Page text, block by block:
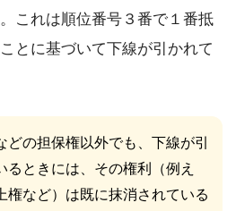
これは順位番号３番で１番抵
とに基づいて下線が引かれて
どの担保権以外でも、下線が引
るときには、その権利（例え
権など）は既に抹消されている